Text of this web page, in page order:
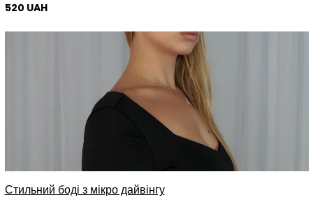
520 UAH
Стильний боді з мікро дайвінгу